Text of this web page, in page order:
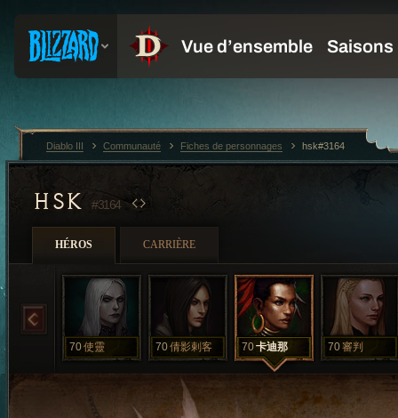
HSK #3164
HÉROS CARRIÈRE
70使靈 70倩影剌客 70卡迪那 70審判
Diablo III Communauté Fiches de personnages hsk#3164